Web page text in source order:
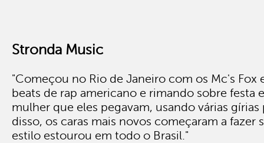
Stronda Music
"Começou no Rio de Janeiro com os Mc's Fox
beats de rap americano e rimando sobre festa
mulher que eles pegavam, usando várias
disso, os caras mais novos começaram a fazer
estilo estourou em todo o Brasil."